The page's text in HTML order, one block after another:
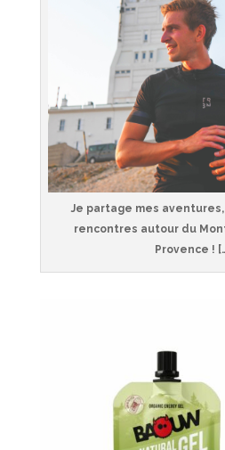
Je partage mes
rencontres autour du
Provence !